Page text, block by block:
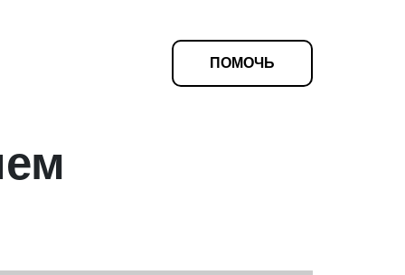
ПОМОЧЬ